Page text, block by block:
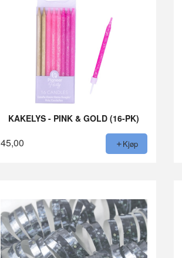
KAKELYS - PINK & GOLD (16-PK)
45,00 Kjøp